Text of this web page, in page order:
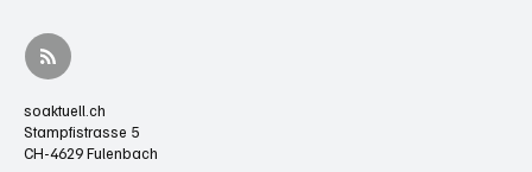
soaktuell.ch
Stampfistrasse 5
CH-4629 Fulenbach